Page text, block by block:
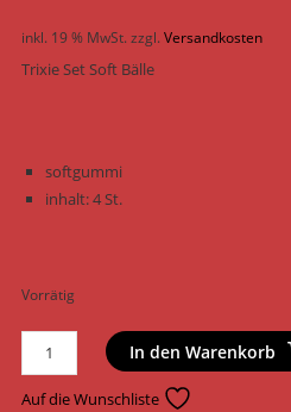
inkl. 19 % MwSt.zzgl.Versandkosten
Trixie Set Soft Bälle
softgummi
inhalt: 4 St.
Vorrätig
Trixie
Katzenspielzeug
Set
In den Warenkorb
Auf die Wunschliste